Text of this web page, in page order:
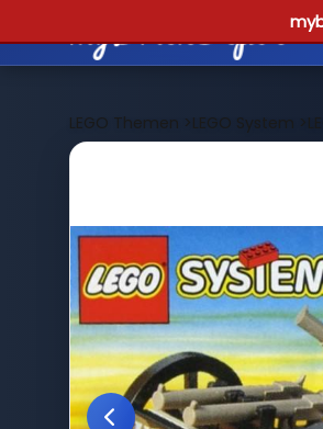
LEGO Themen >LEGO System >